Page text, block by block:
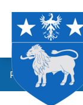
Propositions du